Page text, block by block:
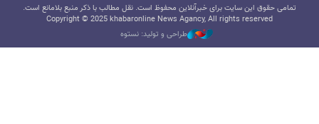
تمامی حقوق این سایت برای خبرآنلاین محفوظ است. نقل مطالب با ذکر منبع بلامانع است.
Copyright © 2025 khabaronline News Agancy, All rights reserved
طراحی و تولید: نستوه